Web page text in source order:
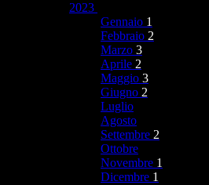
2023
Gennaio 1
Febbraio 2
Marzo 3
Aprile 2
Maggio 3
Giugno 2
Luglio
Agosto
Settembre 2
Ottobre
Novembre 1
Dicembre 1